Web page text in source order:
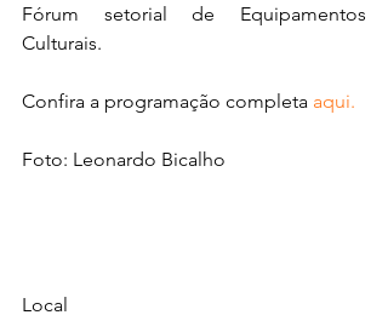
Fórum setorial de Equipamentos
Culturais.
Confira a programação completa aqui.
Foto: Leonardo Bicalho
Local